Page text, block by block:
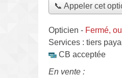
📞 Appeler cet
Opticien - Fermé,
Services : tiers
CB acceptée
En vente :